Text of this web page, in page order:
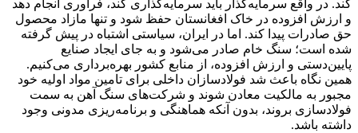
کند. در واقع سرمایه‌گذار باید سرمایه‌گذاری کند، فرآوری انجام دهد
و ارزش افزوده در خاک افغانستان حفظ شود و تنها مازاد محصول
حق صادرات پیدا کند. اما در ایران، سیاستی اشتباه در پیش گرفته
شده است؛ سنگ خام صادر می‌شود و به جای ایجاد صنایع
پایین‌دستی و ارزش افزوده، از منابع کشور بهره‌برداری می‌کنیم.
همین نگاه باعث شد فولادسازان داخلی برای تامین مواد اولیه خود
مجبور به مالکیت معادن شوند و شرکت‌های سنگ آهن به سمت
فولادسازی بروند، بدون آنکه هماهنگی و برنامه‌ریزی مدونی وجود
داشته باشد.